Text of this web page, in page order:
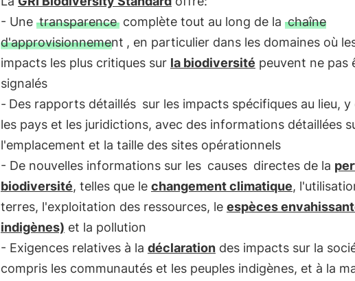
- Une transparencecomplète tout au long de la chaîne
d'approvisionnement , en particulier dans les domaines où
impacts les plus critiques sur la biodiversité peuvent ne pas
signalés
- Des rapports détaillés sur les impacts spécifiques au lieu,
les pays et les juridictions, avec des informations détaillées
l'emplacement et la taille des sites opérationnels
- De nouvelles informations sur les causes directes de la
biodiversité, telles que le changement climatique,
terres, l'exploitation des ressources, le espèces
indigènes) et la pollution
- Exigences relatives à la déclarationdes impacts sur la
compris les communautés et les peuples indigènes, et à la